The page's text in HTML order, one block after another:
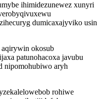
ihimidezunewez xunyri
dumicaxajyviko usin
okosub
patunohacoxa javubu
nipomohubiwo aryh
rohiwe